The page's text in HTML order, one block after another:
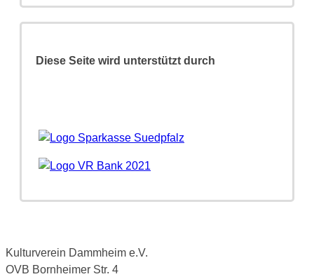
Diese Seite wird unterstützt durch
Kulturverein Dammheim e.V.
OVB Bornheimer Str. 4